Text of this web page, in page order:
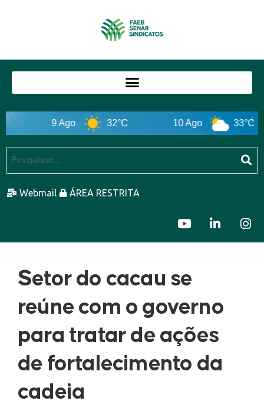
9 Ago 32°C 10 Ago 33°C
Webmail ÁREA RESTRITA
Setor do cacau se
reúne com o governo
para tratar de ações
de fortalecimento da
cadeia